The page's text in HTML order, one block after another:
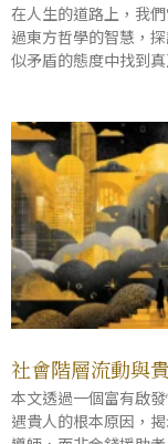
在人生的道路上，我
過東方哲學的智慧，
似矛盾的態度中找到
社會階層流動與
本文透過一個富有啟
遇貴人的根本原因，